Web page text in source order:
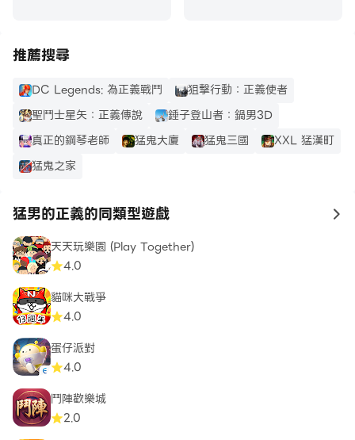
推薦搜尋
DC Legends: 為正義戰鬥
狙擊行動：正義使者
聖鬥士星矢：正義傳說
錘子登山者：鍋男3D
真正的鋼琴老師
猛鬼大廈 猛鬼三國
XXL 猛漢町
猛鬼之家
猛男的正義的同類型遊戲 to
天天玩樂園 (Play Together)
4.0
貓咪大戰爭
4.0
蛋仔派對
4.0
鬥陣歡樂城
2.0